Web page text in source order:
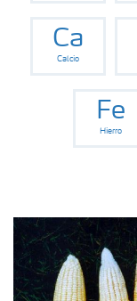
Cultivos
Ca
Calcio
Fe
Hierro